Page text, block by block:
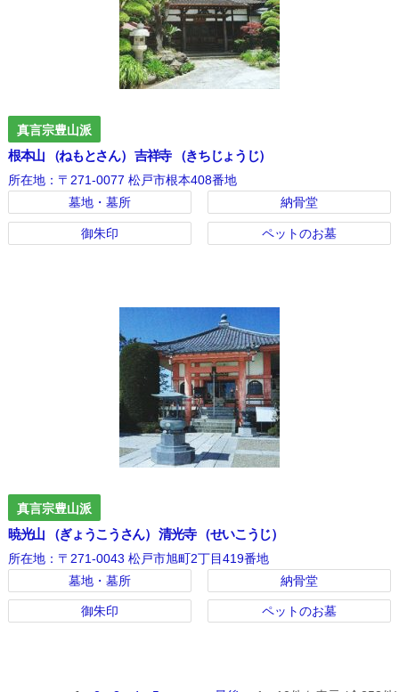
真言宗豊山派
根本山 （ねもとさん） 吉祥寺 （きちじょうじ）
所在地：〒271-0077 松戸市根本408番地
墓地・墓所
納骨堂
御朱印 ペットのお墓
真言宗豊山派
暁光山 （ぎょうこうさん） 清光寺 （せいこうじ）
所在地：〒271-0043 松戸市旭町2丁目419番地
墓地・墓所
納骨堂
御朱印 ペットのお墓